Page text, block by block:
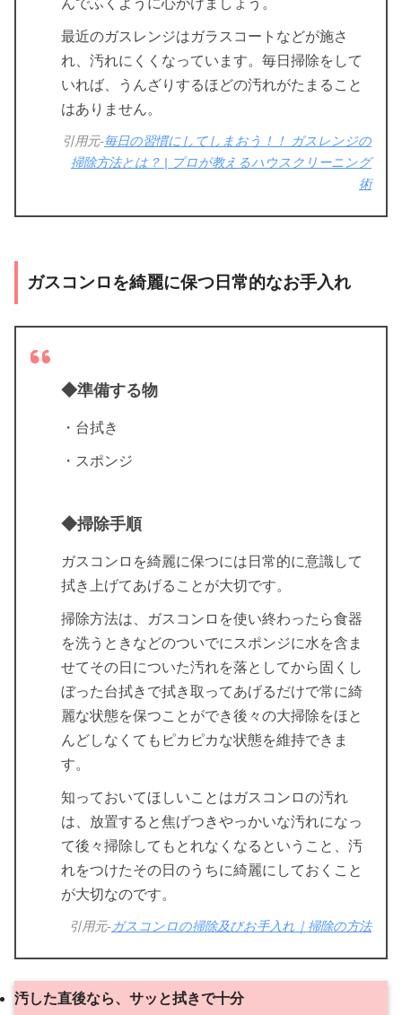
最近のガスレンジはガラスコートなどが施さ
れ、汚れにくくなっています。毎日掃除をして
いれば、うんざりするほどの汚れがたまること
はありません。
引用元-毎日の習慣にしてしまおう！！ ガスレンジの
掃除方法とは？ | プロが教えるハウスクリーニング
術
ガスコンロを綺麗に保つ日常的なお手入れ
◆準備する物
・台拭き
・スポンジ
◆掃除手順
ガスコンロを綺麗に保つには日常的に意識して
拭き上げてあげることが大切です。
掃除方法は、ガスコンロを使い終わったら食器
を洗うときなどのついでにスポンジに水を含ま
せてその日についた汚れを落としてから固くし
ぼった台拭きで拭き取ってあげるだけで常に綺
麗な状態を保つことができ後々の大掃除をほと
んどしなくてもピカピカな状態を維持できま
す。
知っておいてほしいことはガスコンロの汚れ
は、放置すると焦げつきやっかいな汚れになっ
て後々掃除してもとれなくなるということ、汚
れをつけたその日のうちに綺麗にしておくこと
が大切なのです。
引用元-ガスコンロの掃除及びお手入れ｜掃除の方法
汚した直後なら、サッと拭きで十分